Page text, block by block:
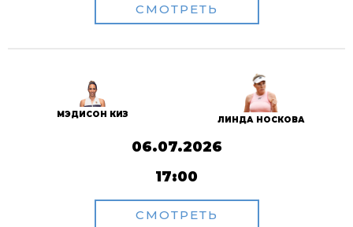
СМОТРЕТЬ
МЭДИСОН КИЗ
ЛИНДА НОСКОВА
06.07.2026
17:00
СМОТРЕТЬ